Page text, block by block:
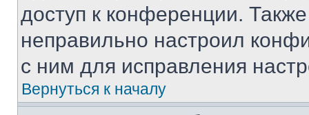
доступ к конференции.
неправильно настроил
с ним для исправления
Вернуться к началу